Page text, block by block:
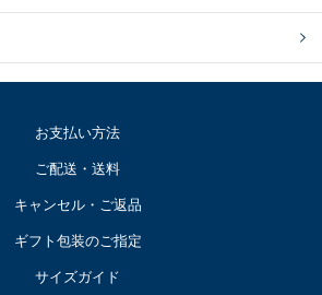
お支払い方法
ご配送・送料
キャンセル・ご返品
ギフト包装のご指定
サイズガイド